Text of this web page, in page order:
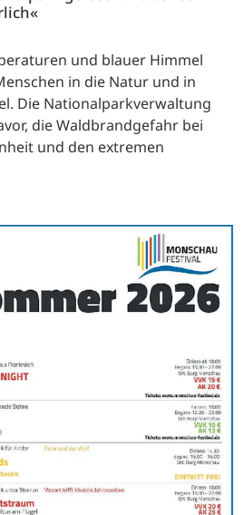
und blauer Himmel
in die Natur und in
Die Nationalparkverwaltung
die Waldbrandgefahr bei
und den extremen